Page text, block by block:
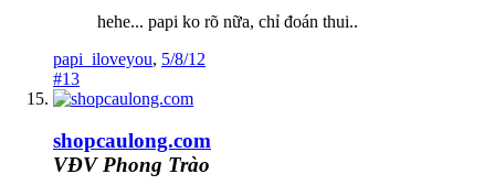
hehe... papi ko rõ nữa, chỉ đoán thui..
papi_iloveyou, 5/8/12
#13
shopcaulong.com
VĐV Phong Trào